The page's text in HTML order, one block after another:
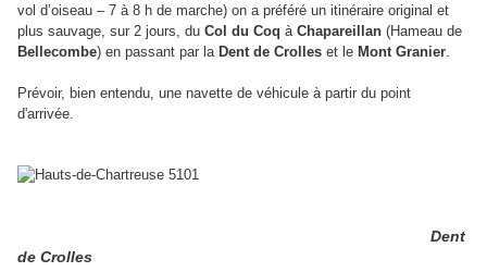
vol d’oiseau – 7 à 8 h de marche) on a préféré un itinéraire original et
plus sauvage, sur 2 jours, du Col du Coq à Chapareillan (Hameau de
Bellecombe) en passant par la Dent de Crolles et le Mont Granier.
Prévoir, bien entendu, une navette de véhicule à partir du point
d'arrivée.
Dent
de Crolles